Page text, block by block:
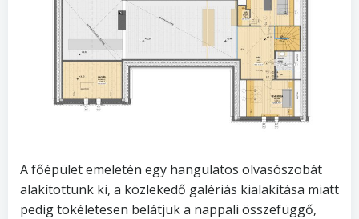
A főépület emeletén egy hangulatos olvasószobát
alakítottunk ki, a közlekedő galériás kialakítása miatt
pedig tökéletesen belátjuk a nappali összefüggő,